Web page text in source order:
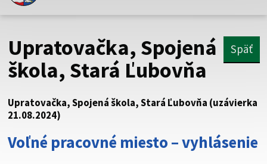
Toto je oficiálna webová stránka Prešovského
Táto stránka je zabezpečená
cez zabezpečenú webovú stránku. Zabezpečená stránka
vždy začína https:// pred názvom domény webového sídla.
Upratovačka, Spojená
škola, Stará Ľubovňa
Späť
Upratovačka, Spojená škola, Stará Ľubovňa (uzávierka
21.08.2024)
Voľné pracovné miesto – vyhlásenie